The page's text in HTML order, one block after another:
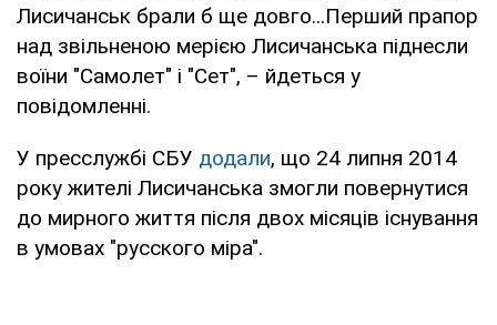
Лисичанськ брали б ще довго...Перший прапор
над звільненою мерією Лисичанська піднесли
воїни "Самолет" і "Сет", – йдеться у
повідомленні.
У пресслужбі СБУ додали, що 24 липня 2014
року жителі Лисичанська змогли повернутися
до мирного життя після двох місяців існування
в умовах "русского міра".